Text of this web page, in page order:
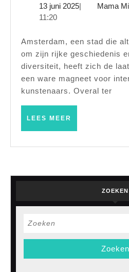
13 juni 202513
| Mama
11:20
Amsterdam, een stad die altijd al bekend stond
om zijn rijke geschiedenis
diversiteit, heeft zich de
een ware magneet voor
kunstenaars. Overal ter
LEES MEER
ZOEKEN
Zoek